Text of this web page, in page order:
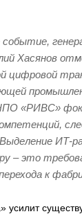
Хасянов
цифровой
«РИВС»
ИТ-
– это
к